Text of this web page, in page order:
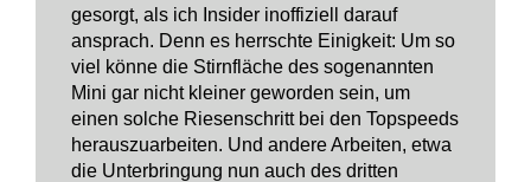
gesorgt, als ich Insider inoffiziell darauf
ansprach. Denn es herrschte Einigkeit: Um so
viel könne die Stirnfläche des sogenannten
Mini gar nicht kleiner geworden sein, um
einen solche Riesenschritt bei den Topspeeds
herauszuarbeiten. Und andere Arbeiten, etwa
die Unterbringung nun auch des dritten